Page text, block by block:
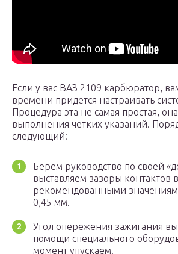
Если у вас ВАЗ 2109 карбюратор,
времени придется настраивать
Процедура эта не самая простая,
выполнения четких указаний.
следующий:
Берем руководство по своей
выставляем зазоры контактов
рекомендованными
0,45 мм.
Угол опережения зажигания
помощи специального
момент упускаем.